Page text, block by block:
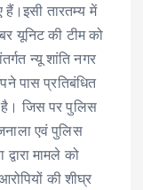
हैं।इसी तारतम्य में
यूनिट की टीम को
न्यू शांति नगर
पास प्रतिबंधित
जिस पर पुलिस
एवं पुलिस
मामले को
की शीघ्र